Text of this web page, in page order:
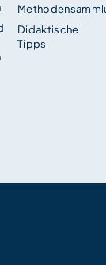
Didaktische
Tipps